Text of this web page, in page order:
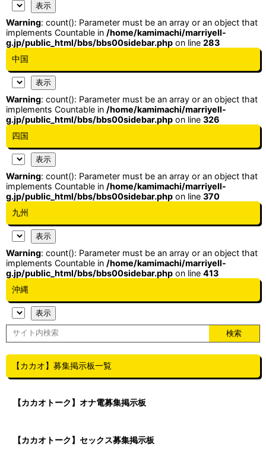
Warning: count(): Parameter must be an array or an object that
implements Countable in /home/kamimachi/marriyell-
g.jp/public_html/bbs/bbs00sidebar.php on line 283
中国
Warning: count(): Parameter must be an array or an object that
implements Countable in /home/kamimachi/marriyell-
g.jp/public_html/bbs/bbs00sidebar.php on line 326
四国
Warning: count(): Parameter must be an array or an object that
implements Countable in /home/kamimachi/marriyell-
g.jp/public_html/bbs/bbs00sidebar.php on line 370
九州
Warning: count(): Parameter must be an array or an object that
implements Countable in /home/kamimachi/marriyell-
g.jp/public_html/bbs/bbs00sidebar.php on line 413
沖縄
【カカオ】募集掲示板一覧
【カカオトーク】オナ電募集掲示板
【カカオトーク】セックス募集掲示板